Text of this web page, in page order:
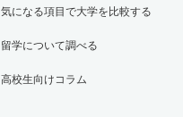
気になる項目で大学を比較する
留学について調べる
高校生向けコラム